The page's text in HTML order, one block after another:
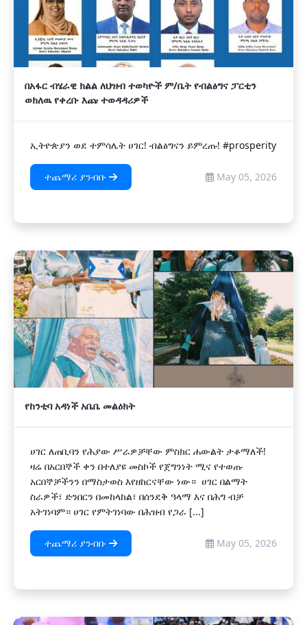
በአፋር ብሄራዊ ክልል ለህዝብ ተወካዮች ም/ቤት የብልፅግና ፓርቲን
ወክለዉ የቀረቡ እጩ ተወዳዳሪዎች
ኢትዮጵያን ወደ ተምሳሌት ሀገር! ብልፅግናን ይምረጡ! #prosperity
ተጨማሪ ያንብቡ May 05, 2026
የከንቲባ አዳነች አቤቤ መልዕክት
ሀገር ለጠቢባን የሕያው ሥራዎቻቸው ምስክር ሐውልት ታቆማለች!
ዛሬ በአርበኞች ቀን በተለያዩ መስኮች የጀግንነት ሚና የተወጡ
አርበኞቻችንን በማስታወስ እየዘከርናቸው ነው። ሀገር በልማት
ስራዎች፣ ድንበርን በመከላከል፣ በሰንደቅ ዓላማ እና በሕግ ብቻ
አትገነባም። ሀገር የምትገነባው በሕዝብ የጋራ [...]
ተጨማሪ ያንብቡ May 05, 2026